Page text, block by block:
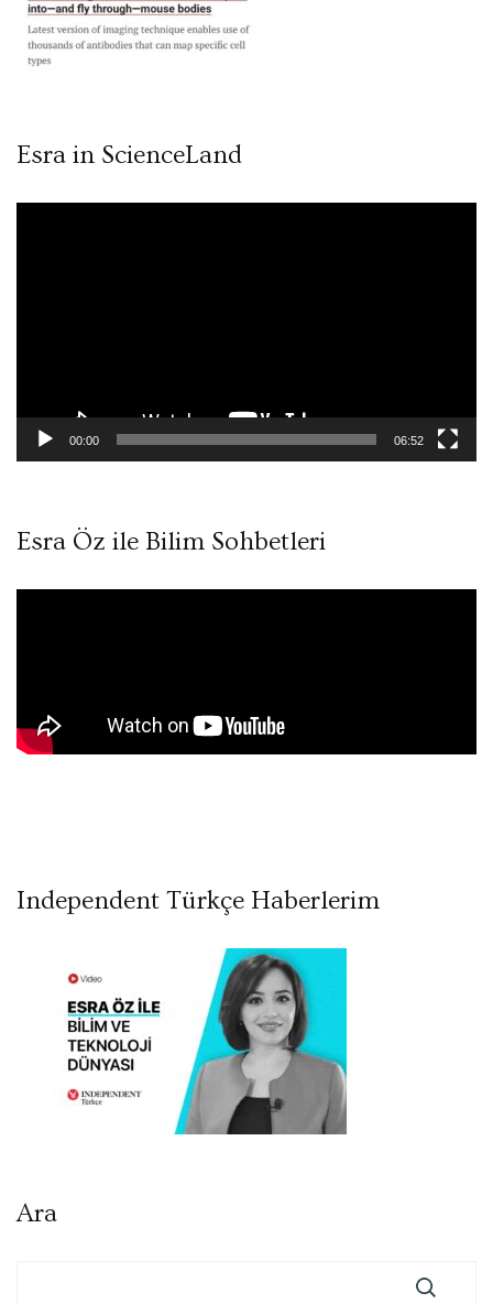
Esra in ScienceLand
00:00 06:52
Esra Öz ile Bilim Sohbetleri
Independent Türkçe Haberlerim
Ara